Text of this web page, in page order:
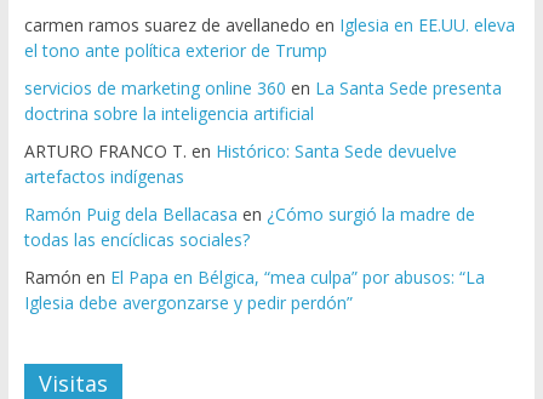
carmen ramos suarez de avellanedo en Iglesia en EE.UU. eleva
el tono ante política exterior de Trump
servicios de marketing online 360 en La Santa Sede presenta
doctrina sobre la inteligencia artificial
ARTURO FRANCO T. en Histórico: Santa Sede devuelve
artefactos indígenas
Ramón Puig dela Bellacasa en ¿Cómo surgió la madre de
todas las encíclicas sociales?
Ramón en El Papa en Bélgica, “mea culpa” por abusos: “La
Iglesia debe avergonzarse y pedir perdón”
Visitas